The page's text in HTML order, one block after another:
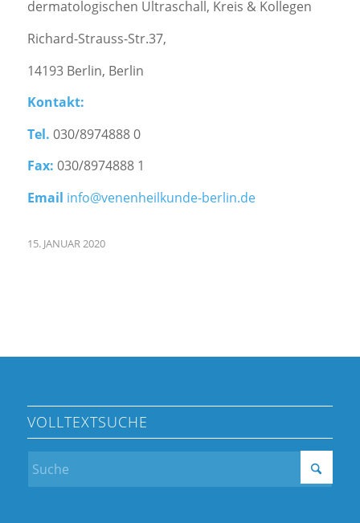
dermatologischen Ultraschall, Kreis & Kollegen
Richard-Strauss-Str.37,
14193 Berlin, Berlin
Kontakt:
Tel. 030/8974888 0
Fax: 030/8974888 1
Email info@venenheilkunde-berlin.de
15. JANUAR 2020
VOLLTEXTSUCHE